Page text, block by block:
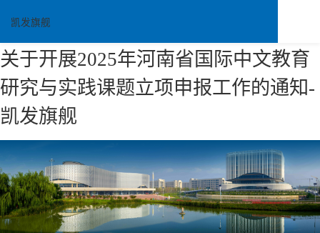
关于开展2025年河南省国际中文教育
研究与实践课题立项申报工作的通知-
凯发旗舰
凯发旗舰